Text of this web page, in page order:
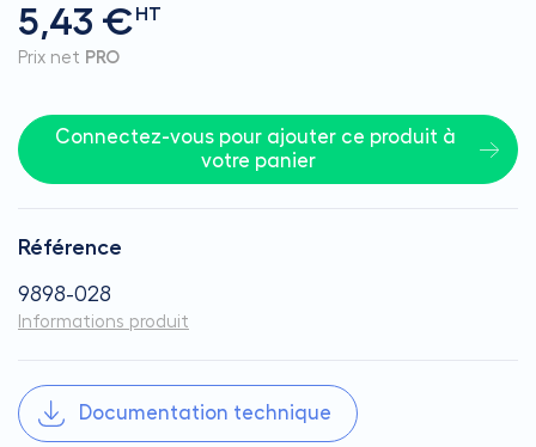
5,43 €HT
Prix net PRO
Connectez-vous pour ajouter ce produit à
votre panier
Référence
9898-028
Informations produit
Documentation technique